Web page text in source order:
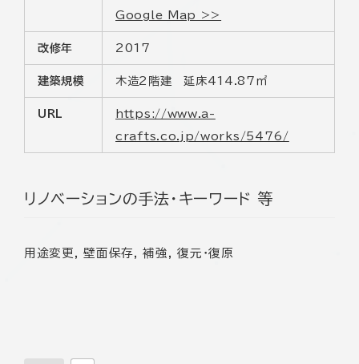
Google Map >>
改修年 2017
建築規模 木造2階建 延床414.87㎡
URL
https://www.a-
crafts.co.jp/works/5476/
リノベーションの手法・キーワード 等
用途変更, 壁面保存, 補強, 復元･復原